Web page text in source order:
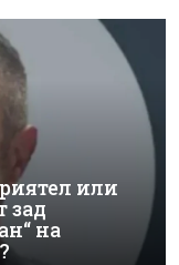
или
зад
на